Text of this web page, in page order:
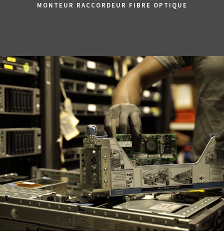
MONTEUR RACCORDEUR FIBRE OPTIQUE